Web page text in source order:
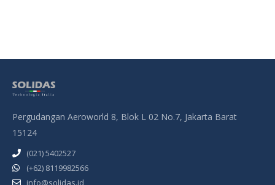
Pergudangan Aeroworld 8, Blok L 02 No.7, Jakarta Barat
15124
(021) 5402527
(+62) 8119982566